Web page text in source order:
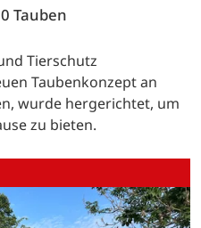
Tauben
Tierschutz
Taubenkonzept an
wurde hergerichtet, um
zu bieten.